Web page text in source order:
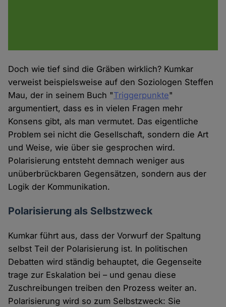
Doch wie tief sind die Gräben wirklich? Kumkar
verweist beispielsweise auf den Soziologen Steffen
Mau, der in seinem Buch "Triggerpunkte"
argumentiert, dass es in vielen Fragen mehr
Konsens gibt, als man vermutet. Das eigentliche
Problem sei nicht die Gesellschaft, sondern die Art
und Weise, wie über sie gesprochen wird.
Polarisierung entsteht demnach weniger aus
unüberbrückbaren Gegensätzen, sondern aus der
Logik der Kommunikation.
Polarisierung als Selbstzweck
Kumkar führt aus, dass der Vorwurf der Spaltung
selbst Teil der Polarisierung ist. In politischen
Debatten wird ständig behauptet, die Gegenseite
trage zur Eskalation bei – und genau diese
Zuschreibungen treiben den Prozess weiter an.
Polarisierung wird so zum Selbstzweck: Sie